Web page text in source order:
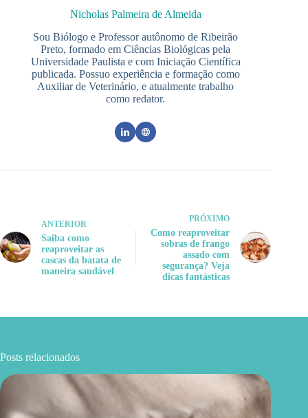
Nicholas Palmeira de Almeida
Sou Biólogo e Professor autônomo de Ribeirão
Preto, formado em Ciências Biológicas pela
Universidade Paulista e com Iniciação Científica
publicada. Possuo experiência e formação como
Auxiliar de Veterinário, e atualmente trabalho
como redator.
ANTERIOR
Saiba como
reaproveitar as
cascas da batata de
maneira saudável
PRÓXIMO
Como reaproveitar
sobras de frango
assado com
segurança? Veja
dicas fantásticas
Posts relacionados